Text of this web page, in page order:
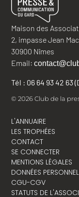
Maison des
2, impasse Jean
30900 Nîmes
Email:
Tél : 06 64 93 42 63
© 2026 Club de la
L'ANNUAIRE
LES TROPHÉES
CONTACT
SE CONNECTER
MENTIONS LÉGALES
DONNÉES
CGU-CGV
STATUTS DE